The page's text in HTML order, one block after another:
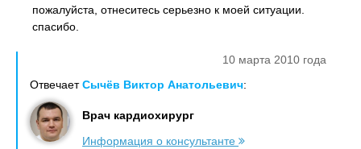
пожалуйста, отнеситесь серьезно к моей ситуации.
спасибо.
10 марта 2010 года
ОтвечаетСычёв Виктор Анатольевич:
Врач кардиохирург
Информация о консультанте